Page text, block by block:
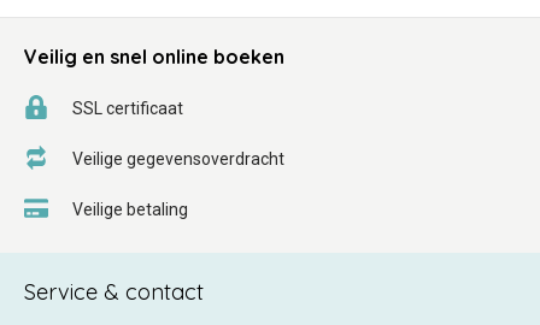
Veilig en snel online boeken
SSL certificaat
Veilige gegevensoverdracht
Veilige betaling
Service & contact